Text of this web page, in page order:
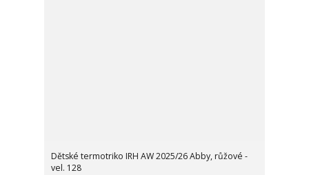
Dětské termotriko IRH AW 2025/26 Abby, růžové -
vel. 128